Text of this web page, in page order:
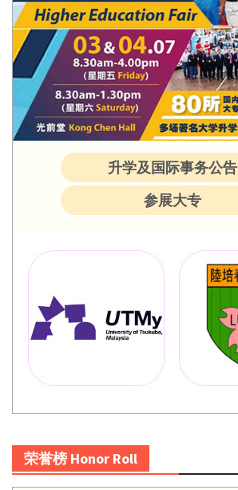
升学及国际事务公告
参展大专
荣誉榜 Honor Roll